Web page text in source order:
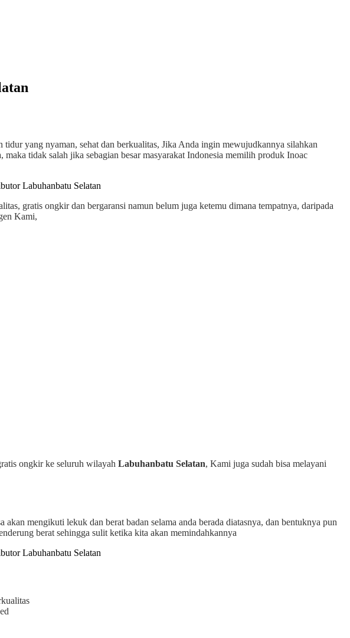
tidur yang nyaman, sehat dan berkualitas, Jika Anda ingin mewujudkannya silahkan
tidak salah jika sebagian besar masyarakat Indonesia memilih produk Inoac
gratis ongkir dan bergaransi namun belum juga ketemu dimana tempatnya, daripada
Kami,
ongkir ke seluruh wilayah Labuhanbatu Selatan, Kami juga sudah bisa melayani
mengikuti lekuk dan berat badan selama anda berada diatasnya, dan bentuknya pun
berat sehingga sulit ketika kita akan memindahkannya